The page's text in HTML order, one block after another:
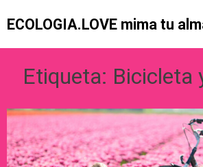
ECOLOGIA.LOVE mima tu
Etiqueta: Bicicleta